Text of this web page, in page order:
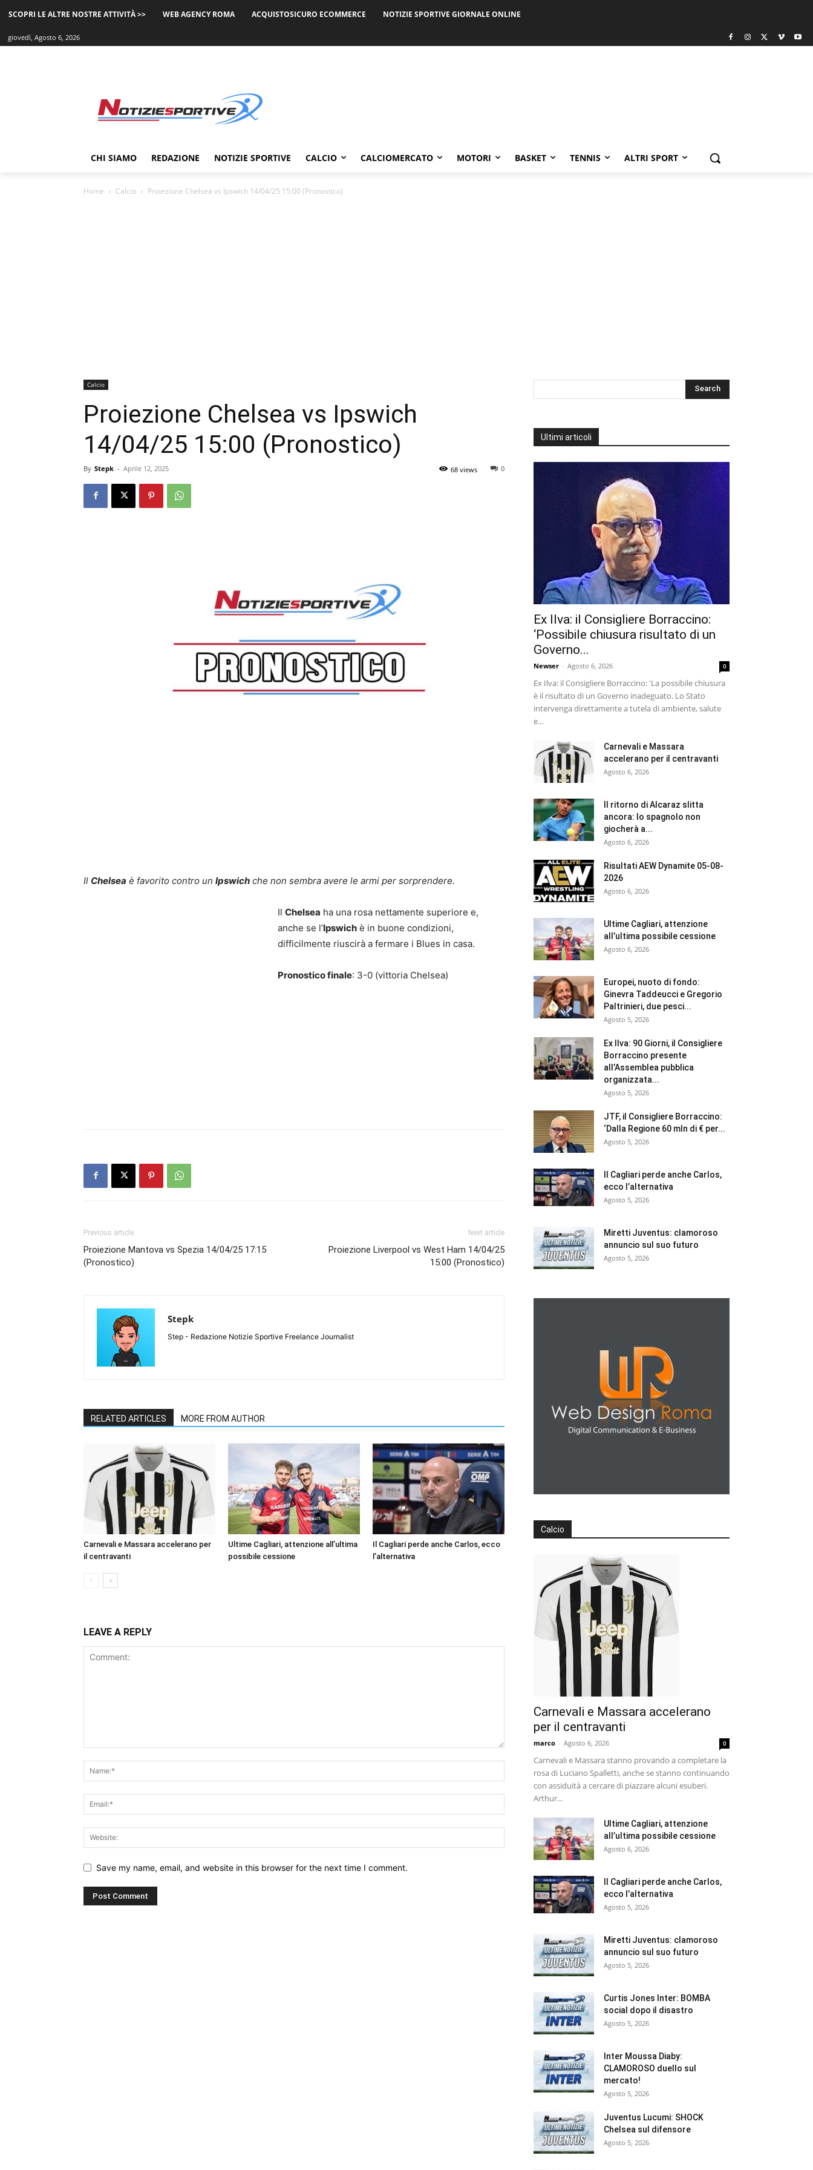
SCOPRI LE ALTRE NOSTRE ATTIVITÀ >> WEB AGENCY ROMA ACQUISTOSICURO ECOMMERCE NOTIZIE SPORTIVE GIORNALE ONLINE
giovedì, Agosto 6, 2026
CHI SIAMO REDAZIONE NOTIZIE SPORTIVE CALCIO CALCIOMERCATO MOTORI BASKET TENNIS ALTRI SPORT
Home Calcio Proiezione Chelsea vs Ipswich 14/04/25 15:00 (Pronostico)
Calcio
Proiezione Chelsea vs Ipswich
14/04/25 15:00 (Pronostico)
By Stepk - Aprile 12, 2025 0
68 views
Il Chelsea è favorito contro un Ipswich che non sembra avere le armi per sorprendere.
Il Chelsea ha una rosa nettamente superiore e,
anche se l’Ipswich è in buone condizioni,
difficilmente riuscirà a fermare i Blues in casa.
Pronostico finale: 3-0 (vittoria Chelsea)
Previous article
Proiezione Mantova vs Spezia 14/04/25 17:15
(Pronostico)
Next article
Proiezione Liverpool vs West Ham 14/04/25
15:00 (Pronostico)
Stepk
Step - Redazione Notizie Sportive Freelance Journalist
RELATED ARTICLES MORE FROM AUTHOR
Carnevali e Massara accelerano per
il centravanti
Ultime Cagliari, attenzione all’ultima
possibile cessione
Il Cagliari perde anche Carlos, ecco
l’alternativa
LEAVE A REPLY
Save my name, email, and website in this browser for the next time I comment.
Ultimi articoli
Ex Ilva: il Consigliere Borraccino:
‘Possibile chiusura risultato di un
Governo...
Newser - Agosto 6, 2026 0
Ex Ilva: il Consigliere Borraccino: 'La possibile chiusura
è il risultato di un Governo inadeguato. Lo Stato
intervenga direttamente a tutela di ambiente, salute
e...
Carnevali e Massara
accelerano per il centravanti
Agosto 6, 2026
Il ritorno di Alcaraz slitta
ancora: lo spagnolo non
giocherà a...
Agosto 6, 2026
Risultati AEW Dynamite 05-08-
2026
Agosto 6, 2026
Ultime Cagliari, attenzione
all’ultima possibile cessione
Agosto 6, 2026
Europei, nuoto di fondo:
Ginevra Taddeucci e Gregorio
Paltrinieri, due pesci...
Agosto 5, 2026
Ex Ilva: 90 Giorni, il Consigliere
Borraccino presente
all’Assemblea pubblica
organizzata...
Agosto 5, 2026
JTF, il Consigliere Borraccino:
‘Dalla Regione 60 mln di € per...
Agosto 5, 2026
Il Cagliari perde anche Carlos,
ecco l’alternativa
Agosto 5, 2026
Miretti Juventus: clamoroso
annuncio sul suo futuro
Agosto 5, 2026
Calcio
Carnevali e Massara accelerano
per il centravanti
marco - Agosto 6, 2026 0
Carnevali e Massara stanno provando a completare la
rosa di Luciano Spalletti, anche se stanno continuando
con assiduità a cercare di piazzare alcuni esuberi.
Arthur...
Ultime Cagliari, attenzione
all’ultima possibile cessione
Agosto 6, 2026
Il Cagliari perde anche Carlos,
ecco l’alternativa
Agosto 5, 2026
Miretti Juventus: clamoroso
annuncio sul suo futuro
Agosto 5, 2026
Curtis Jones Inter: BOMBA
social dopo il disastro
Agosto 5, 2026
Inter Moussa Diaby:
CLAMOROSO duello sul
mercato!
Agosto 5, 2026
Juventus Lucumi: SHOCK
Chelsea sul difensore
Agosto 5, 2026